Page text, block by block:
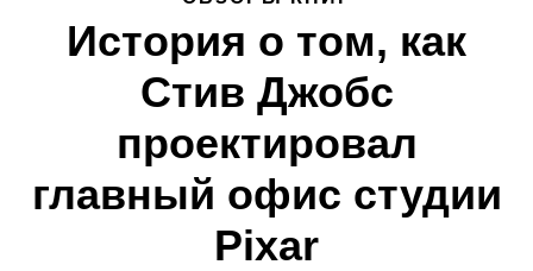
История о том, как
Стив Джобс
проектировал
главный офис студии
Pixar